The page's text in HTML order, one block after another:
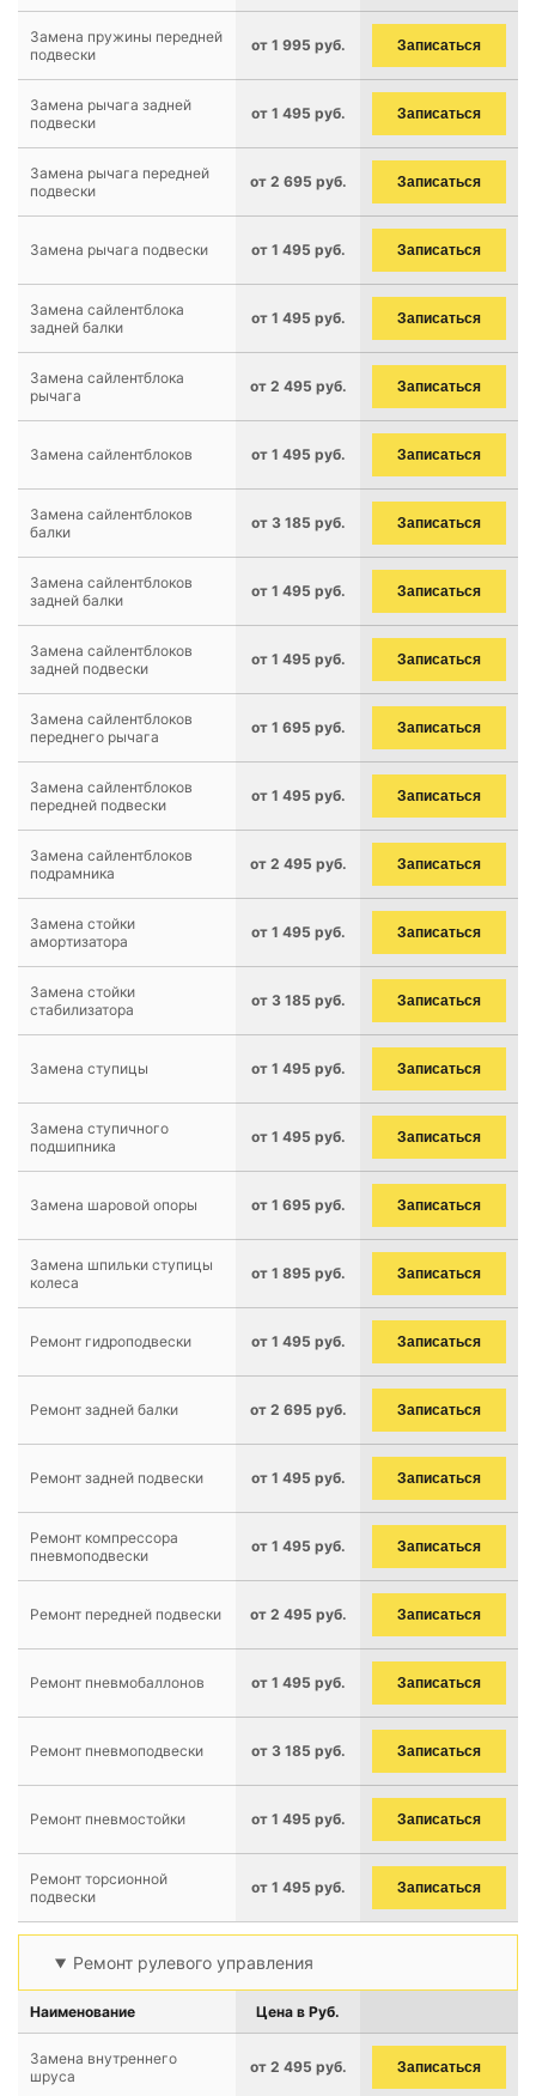
Замена пружины передней
подвески
от 1 995 руб. Записаться
Замена рычага задней
подвески
от 1 495 руб. Записаться
Замена рычага передней
подвески
от 2 695 руб. Записаться
Замена рычага подвески от 1 495 руб. Записаться
Замена сайлентблока
задней балки
от 1 495 руб. Записаться
Замена сайлентблока
рычага
от 2 495 руб. Записаться
Замена сайлентблоков от 1 495 руб. Записаться
Замена сайлентблоков
балки
от 3 185 руб. Записаться
Замена сайлентблоков
задней балки
от 1 495 руб. Записаться
Замена сайлентблоков
задней подвески
от 1 495 руб. Записаться
Замена сайлентблоков
переднего рычага
от 1 695 руб. Записаться
Замена сайлентблоков
передней подвески
от 1 495 руб. Записаться
Замена сайлентблоков
подрамника
от 2 495 руб. Записаться
Замена стойки
амортизатора
от 1 495 руб. Записаться
Замена стойки
стабилизатора
от 3 185 руб. Записаться
Замена ступицы от 1 495 руб. Записаться
Замена ступичного
подшипника
от 1 495 руб. Записаться
Замена шаровой опоры от 1 695 руб. Записаться
Замена шпильки ступицы
колеса
от 1 895 руб. Записаться
Ремонт гидроподвески от 1 495 руб. Записаться
Ремонт задней балки от 2 695 руб. Записаться
Ремонт задней подвески от 1 495 руб. Записаться
Ремонт компрессора
пневмоподвески
от 1 495 руб. Записаться
Ремонт передней подвески от 2 495 руб. Записаться
Ремонт пневмобаллонов от 1 495 руб. Записаться
Ремонт пневмоподвески от 3 185 руб. Записаться
Ремонт пневмостойки от 1 495 руб. Записаться
Ремонт торсионной
подвески
от 1 495 руб. Записаться
Ремонт рулевого управления
Наименование Цена в Руб.
Замена внутреннего
шруса
от 2 495 руб. Записаться